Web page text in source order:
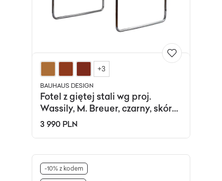
+3
BAUHAUS DESIGN
Fotel z giętej stali wg proj.
Wassily, M. Breuer, czarny, skóra
naturalna
3 990 PLN
-10% z kodem